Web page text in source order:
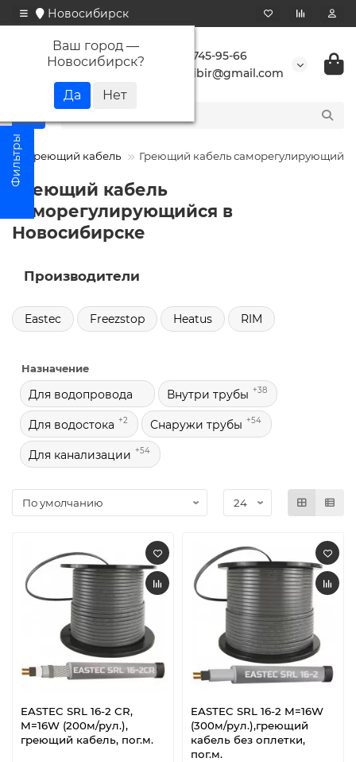
Новосибирск
Ваш город —
Новосибирск?
+7 923 745-95-66
buransibir@gmail.com
Греющий кабель Греющий кабель саморегулирующийся
Греющий кабель
саморегулирующийся в
Новосибирске
Производители
Eastec Freezstop Heatus RIM
Назначение
Для водопровода Внутри трубы +38
Для водостока +2 Снаружи трубы +54
Для канализации +54
EASTEC SRL 16-2 CR,
M=16W (200м/рул.),
греющий кабель, пог.м.
EASTEC SRL 16-2 M=16W
(300м/рул.),греющий
кабель без оплетки,
пог.м.